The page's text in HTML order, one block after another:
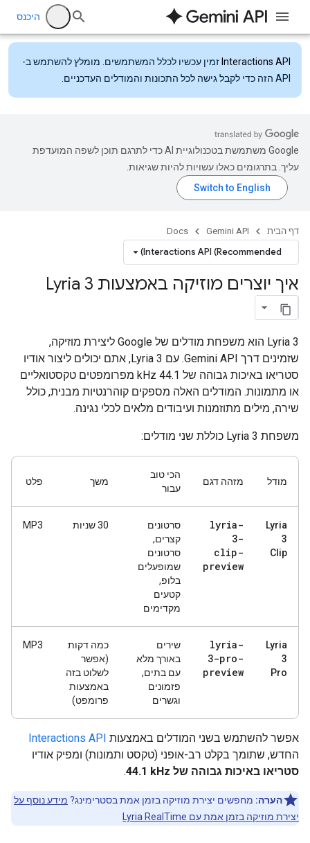
היכנס
Interactions API זמין עכשיו לכלל המשתמשים. מומלץ להשתמש ב-
API הזה כדי לקבל גישה לכל התכונות והמודלים העדכניים.
‫Google משתמשת בטכנולוגיית AI כדי לתרגם תוכן לשפה המועדפת
עליך. בתרגומים כאלו עשויות להיות שגיאות.
דף הבית Gemini API
Docs
Interactions API (Recommended)
איך יוצרים מוזיקה באמצעות Lyria 3
‫Lyria 3 הוא משפחת מודלים של Google ליצירת מוזיקה,
שזמינים דרך Gemini API. עם Lyria 3, אתם יכולים ליצור אודיו
סטריאו באיכות גבוהה של 44.1 kHz מפרומפטים טקסטואליים
או מתמונות. המודלים האלה מספקים קוהרנטיות מבנית, כולל
שירה, מילים מתוזמנות ועיבודים מלאים לכלי נגינה.
משפחת Lyria 3 כוללת שני מודלים:
מודל מזהה דגם
הכי טוב
עבור
משך פלט
Lyria
3
Clip
lyria-
3-
clip-
preview
סרטונים
קצרים,
סרטונים
שמופעלים
בלופ,
קטעים
מקדימים
‫30 שניות MP3
Lyria
3
Pro
lyria-
3-pro-
preview
שירים
באורך מלא
עם בתים,
פזמונים
וגשרים
כמה דקות
(אפשר
לשלוט בזה
באמצעות
פרומפט)
MP3
אפשר להשתמש בשני המודלים באמצעות Interactions API
החדש, שתומך בקלט רב-אופני (טקסט ותמונות) ומפיק אודיו
סטריאו באיכות גבוהה של 44.1‎ kHz
.
הערה: מחפשים יצירת מוזיקה בזמן אמת בסטרימינג? מידע נוסף על
יצירת מוזיקה בזמן אמת עם Lyria RealTime